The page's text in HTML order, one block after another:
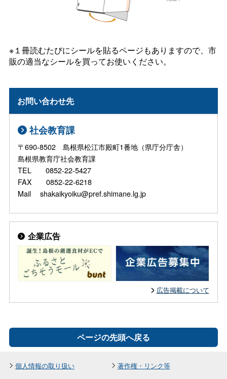
※１冊読むたびにシールを貼るページもありますので、市
販の適当なシールを買ってお使いください。
お問い合わせ先
社会教育課
〒690-8502 島根県松江市殿町1番地（県庁分庁舎）
島根県教育庁社会教育課
TEL 0852-22-5427
FAX 0852-22-6218
Mail shakaikyoiku@pref.shimane.lg.jp
企業広告
広告掲載について
ページの先頭へ戻る
個人情報の取り扱い
著作権・リンク等